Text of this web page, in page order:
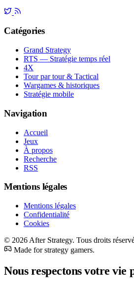
Catégories
Grand Strategy
RTS — Stratégie temps réel
4X
Tour par tour & Tactical
Wargames & historiques
Stratégie mobile
Navigation
Accueil
Jeux
À propos
Recherche
RSS
Mentions légales
Mentions légales
Confidentialité
Cookies
© 2026 After Strategy. Tous droits
Made for strategy gamers.
Nous respectons votre vie